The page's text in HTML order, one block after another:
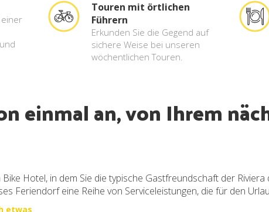
Touren mit örtlichen
Führern
Erkunden Sie die Gegend auf
sichere Weise bei unseren
wöchentlichen Touren.
einmal an, von Ihrem
Hotel, in dem Sie die typische Gastfreundschaft der
Feriendorf eine Reihe von Serviceleistungen, die für den
etwas